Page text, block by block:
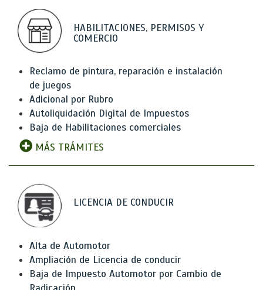
HABILITACIONES, PERMISOS Y
COMERCIO
Reclamo de pintura, reparación e instalación
de juegos
Adicional por Rubro
Autoliquidación Digital de Impuestos
Baja de Habilitaciones comerciales
MÁS TRÁMITES
LICENCIA DE CONDUCIR
Alta de Automotor
Ampliación de Licencia de conducir
Baja de Impuesto Automotor por Cambio de